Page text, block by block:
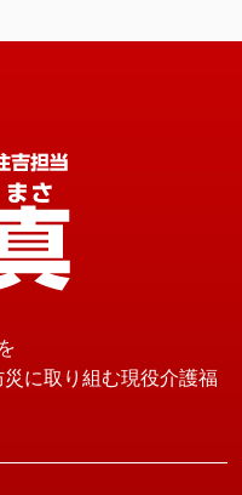
に取り組む現役介護福